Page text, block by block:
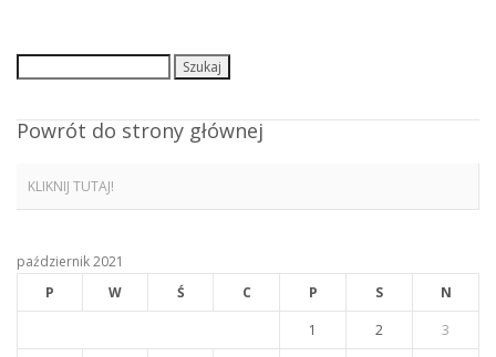
Powrót do strony głównej
KLIKNIJ TUTAJ!
październik 2021
P
W Ś C P S
N
1
2
3